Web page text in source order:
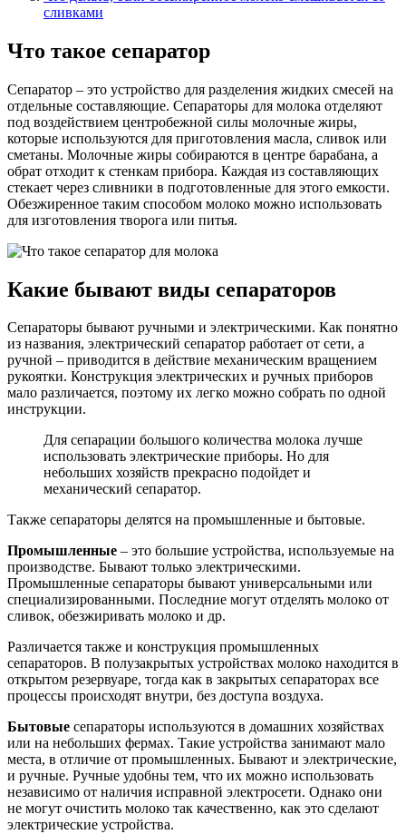
сливками
Что такое сепаратор
Сепаратор – это устройство для разделения жидких смесей на
отдельные составляющие. Сепараторы для молока отделяют
под воздействием центробежной силы молочные жиры,
которые используются для приготовления масла, сливок или
сметаны. Молочные жиры собираются в центре барабана, а
обрат отходит к стенкам прибора. Каждая из составляющих
стекает через сливники в подготовленные для этого емкости.
Обезжиренное таким способом молоко можно использовать
для изготовления творога или питья.
Какие бывают виды сепараторов
Сепараторы бывают ручными и электрическими. Как понятно
из названия, электрический сепаратор работает от сети, а
ручной – приводится в действие механическим вращением
рукоятки. Конструкция электрических и ручных приборов
мало различается, поэтому их легко можно собрать по одной
инструкции.
Для сепарации большого количества молока лучше
использовать электрические приборы. Но для
небольших хозяйств прекрасно подойдет и
механический сепаратор.
Также сепараторы делятся на промышленные и бытовые.
Промышленные – это большие устройства, используемые на
производстве. Бывают только электрическими.
Промышленные сепараторы бывают универсальными или
специализированными. Последние могут отделять молоко от
сливок, обезжиривать молоко и др.
Различается также и конструкция промышленных
сепараторов. В полузакрытых устройствах молоко находится в
открытом резервуаре, тогда как в закрытых сепараторах все
процессы происходят внутри, без доступа воздуха.
Бытовые сепараторы используются в домашних хозяйствах
или на небольших фермах. Такие устройства занимают мало
места, в отличие от промышленных. Бывают и электрические,
и ручные. Ручные удобны тем, что их можно использовать
независимо от наличия исправной электросети. Однако они
не могут очистить молоко так качественно, как это сделают
электрические устройства.